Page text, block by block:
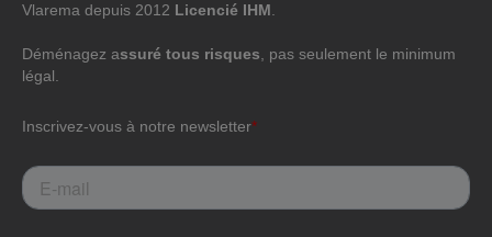
Vlarema depuis 2012 Licencié IHM.
Déménagez assuré tous risques, pas seulement le minimum
légal.